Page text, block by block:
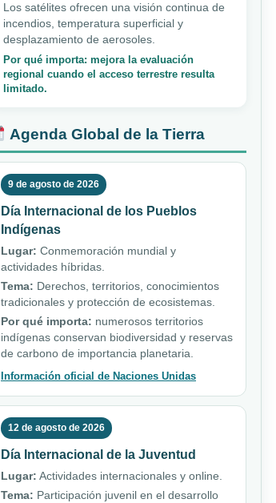
Los satélites ofrecen una visión continua de
incendios, temperatura superficial y
desplazamiento de aerosoles.
Por qué importa: mejora la evaluación
regional cuando el acceso terrestre resulta
limitado.
Agenda Global de la Tierra
9 de agosto de 2026
Día Internacional de los Pueblos
Indígenas
Lugar: Conmemoración mundial y
actividades híbridas.
Tema: Derechos, territorios, conocimientos
tradicionales y protección de ecosistemas.
Por qué importa: numerosos territorios
indígenas conservan biodiversidad y reservas
de carbono de importancia planetaria.
Información oficial de Naciones Unidas
12 de agosto de 2026
Día Internacional de la Juventud
Lugar: Actividades internacionales y online.
Tema: Participación juvenil en el desarrollo